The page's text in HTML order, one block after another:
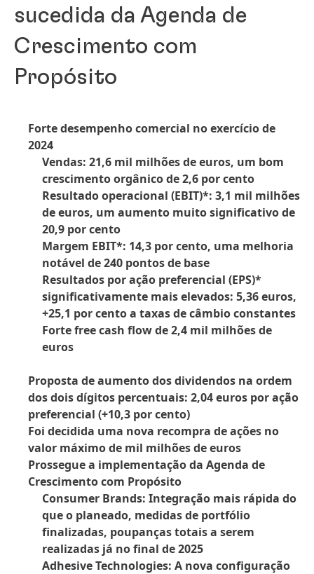
sucedida da Agenda de
Crescimento com
Propósito
Forte desempenho comercial no exercício de
2024
Vendas: 21,6 mil milhões de euros, um bom
crescimento orgânico de 2,6 por cento
Resultado operacional (EBIT)*: 3,1 mil milhões
de euros, um aumento muito significativo de
20,9 por cento
Margem EBIT*: 14,3 por cento, uma melhoria
notável de 240 pontos de base
Resultados por ação preferencial (EPS)*
significativamente mais elevados: 5,36 euros,
+25,1 por cento a taxas de câmbio constantes
Forte free cash flow de 2,4 mil milhões de
euros
Proposta de aumento dos dividendos na ordem
dos dois dígitos percentuais: 2,04 euros por ação
preferencial (+10,3 por cento)
Foi decidida uma nova recompra de ações no
valor máximo de mil milhões de euros
Prossegue a implementação da Agenda de
Crescimento com Propósito
Consumer Brands: Integração mais rápida do
que o planeado, medidas de portfólio
finalizadas, poupanças totais a serem
realizadas já no final de 2025
Adhesive Technologies: A nova configuração